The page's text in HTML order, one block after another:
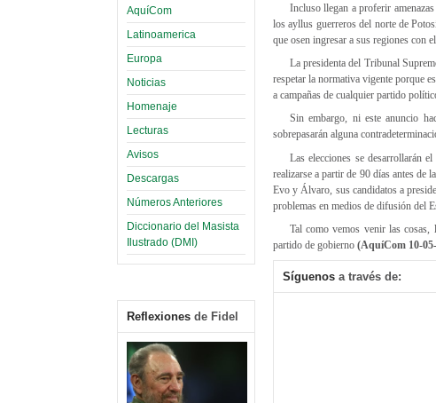
AquíCom
Latinoamerica
Europa
Noticias
Homenaje
Lecturas
Avisos
Descargas
Números Anteriores
Diccionario del Masista
Ilustrado (DMI)
Reflexiones de Fidel
Incluso llegan a proferir
los ayllus guerreros del norte de
que osen ingresar a sus regiones con
La presidenta del Tribunal
respetar la normativa vigente porque
a campañas de cualquier partido
Sin embargo, ni este anuncio
sobrepasarán alguna
Las elecciones se desarrollarán
realizarse a partir de 90 días antes de
Evo y Álvaro, sus candidatos a
problemas en medios de difusión del
Tal como vemos venir las
partido de gobierno (AquíCom 10-
Síguenos a través de: